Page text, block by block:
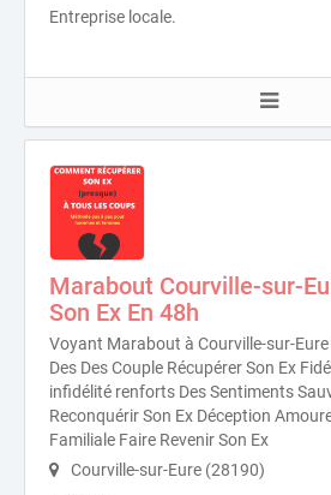
Entreprise locale.
Marabout Courville-sur-
Son Ex En 48h
Voyant Marabout à Courville-sur-
Des Des Couple Récupérer Son Ex
infidélité renforts Des Sentiments
Reconquérir Son Ex Déception
Familiale Faire Revenir Son Ex
Courville-sur-Eure (28190)